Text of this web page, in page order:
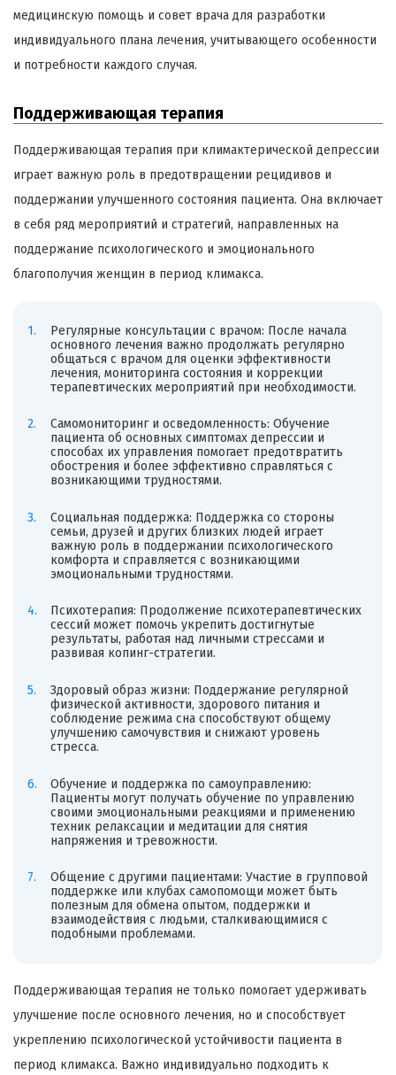
медицинскую помощь и совет врача для разработки
индивидуального плана лечения, учитывающего особенности
и потребности каждого случая.
Поддерживающая терапия
Поддерживающая терапия при климактерической депрессии
играет важную роль в предотвращении рецидивов и
поддержании улучшенного состояния пациента. Она включает
в себя ряд мероприятий и стратегий, направленных на
поддержание психологического и эмоционального
благополучия женщин в период климакса.
Регулярные консультации с врачом: После начала
основного лечения важно продолжать регулярно
общаться с врачом для оценки эффективности
лечения, мониторинга состояния и коррекции
терапевтических мероприятий при необходимости.
Самомониторинг и осведомленность: Обучение
пациента об основных симптомах депрессии и
способах их управления помогает предотвратить
обострения и более эффективно справляться с
возникающими трудностями.
Социальная поддержка: Поддержка со стороны
семьи, друзей и других близких людей играет
важную роль в поддержании психологического
комфорта и справляется с возникающими
эмоциональными трудностями.
Психотерапия: Продолжение психотерапевтических
сессий может помочь укрепить достигнутые
результаты, работая над личными стрессами и
развивая копинг-стратегии.
Здоровый образ жизни: Поддержание регулярной
физической активности, здорового питания и
соблюдение режима сна способствуют общему
улучшению самочувствия и снижают уровень
стресса.
Обучение и поддержка по самоуправлению:
Пациенты могут получать обучение по управлению
своими эмоциональными реакциями и применению
техник релаксации и медитации для снятия
напряжения и тревожности.
Общение с другими пациентами: Участие в групповой
поддержке или клубах самопомощи может быть
полезным для обмена опытом, поддержки и
взаимодействия с людьми, сталкивающимися с
подобными проблемами.
Поддерживающая терапия не только помогает удерживать
улучшение после основного лечения, но и способствует
укреплению психологической устойчивости пациента в
период климакса. Важно индивидуально подходить к